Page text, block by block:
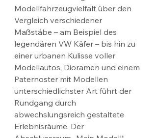
Modellfahrzeugvielfalt über den
Vergleich verschiedener
Maßstäbe – am Beispiel des
legendären VW Käfer – bis hin zu
einer urbanen Kulisse voller
Modellautos, Dioramen und einem
Paternoster mit Modellen
unterschiedlichster Art führt der
Rundgang durch
abwechslungsreich gestaltete
Erlebnisräume. Der